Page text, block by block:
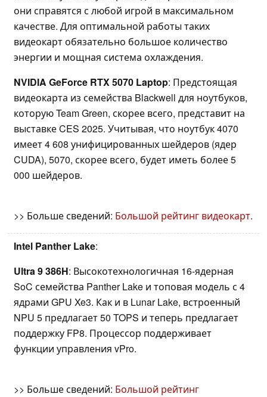
они справятся с любой игрой в максимальном
качестве. Для оптимальной работы таких
видеокарт обязательно большое количество
энергии и мощная система охлаждения.
NVIDIA GeForce RTX 5070 Laptop: Предстоящая
видеокарта из семейства Blackwell для ноутбуков,
которую Team Green, скорее всего, представит на
выставке CES 2025. Учитывая, что ноутбук 4070
имеет 4 608 унифицированных шейдеров (ядер
CUDA), 5070, скорее всего, будет иметь более 5
000 шейдеров.
>> Больше сведений: Большой рейтинг видеокарт.
Intel Panther Lake:
Ultra 9 386H: Высокотехнологичная 16-ядерная
SoC семейства Panther Lake и топовая модель с 4
ядрами GPU Xe3. Как и в Lunar Lake, встроенный
NPU 5 предлагает 50 TOPS и теперь предлагает
поддержку FP8. Процессор поддерживает
функции управления vPro.
>> Больше сведений: Большой рейтинг